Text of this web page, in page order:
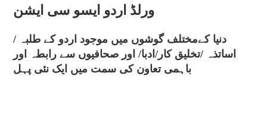
ورلڈ اردو ایسو سی ایشن
دنیا کےمختلف گوشوں میں موجود اردو کے طلبہ /
اساتذہ /تخلیق کار/ادبا/ اور صحافیوں سے رابطہ اور
باہمی تعاون کی سمت میں ایک نئی پہل